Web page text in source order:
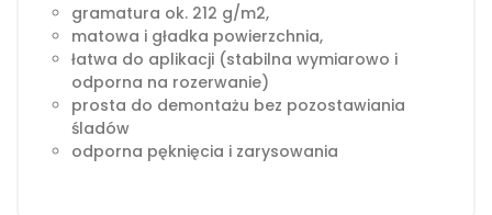
gramatura ok. 212 g/m2,
matowa i gładka powierzchnia,
łatwa do aplikacji (stabilna wymiarowo i
odporna na rozerwanie)
prosta do demontażu bez pozostawiania
śladów
odporna pęknięcia i zarysowania